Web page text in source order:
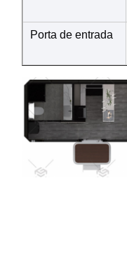
Porta de entrada